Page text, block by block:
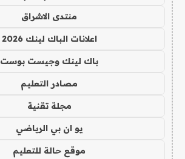
منتدى الاشراق
اعلانات الباك لينك 2026
باك لينك وجيست بوست
مصادر التعليم
مجلة تقنية
يو ان بي الرياضي
موقع حالة للتعليم